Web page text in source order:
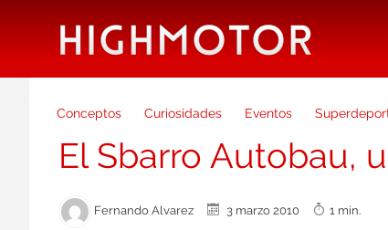
Conceptos Curiosidades Eventos
El Sbarro Autobau,
Fernando Alvarez 3 marzo 2010 1 min.